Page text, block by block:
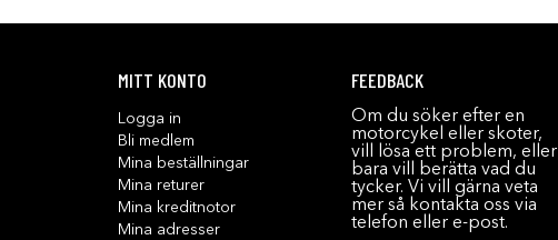
MITT KONTO
Logga in
Bli medlem
Mina beställningar
Mina returer
Mina kreditnotor
Mina adresser
FEEDBACK
Om du söker efter en
motorcykel eller skoter,
vill lösa ett problem, eller
bara vill berätta vad du
tycker. Vi vill gärna veta
mer så kontakta oss via
telefon eller e-post.